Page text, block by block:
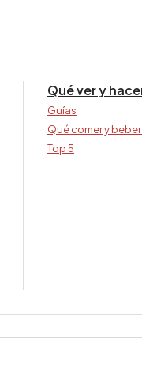
Qué ver y
Guías
Qué comer y
Top 5